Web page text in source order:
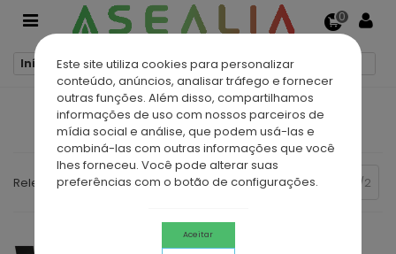
Este site utiliza cookies para personalizar
conteúdo, anúncios, analisar tráfego e fornecer
outras funções. Além disso, compartilhamos
informações de uso com nossos parceiros de
mídia social e análise, que podem usá-las e
combiná-las com outras informações que você
lhes forneceu. Você pode alterar suas
preferências com o botão de configurações.
Aceitar
0
Início Bases de duche Bases de duche de resina
BASES DE DUCHE DE RESINA
Relevância Anterior
2/2